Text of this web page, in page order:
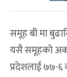
समूह बी मा
यसै समूहको
प्रदेशलाई ७७-